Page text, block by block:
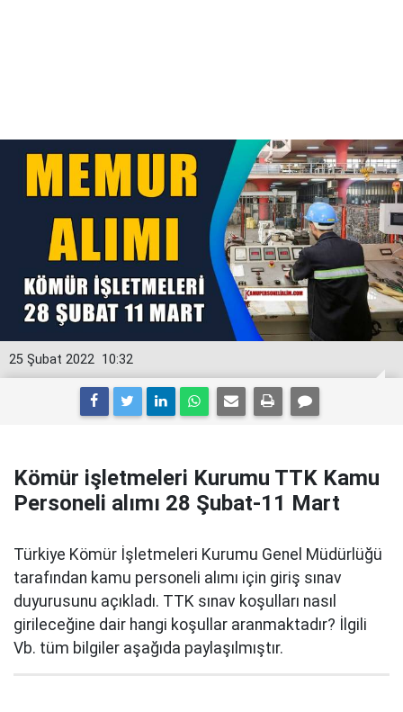
10:32
25 Şubat 2022
Kömür işletmeleri Kurumu TTK Kamu
Personeli alımı 28 Şubat-11 Mart
Türkiye Kömür İşletmeleri Kurumu Genel Müdürlüğü
tarafından kamu personeli alımı için giriş sınav
duyurusunu açıkladı. TTK sınav koşulları nasıl
girileceğine dair hangi koşullar aranmaktadır? İlgili
Vb. tüm bilgiler aşağıda paylaşılmıştır.